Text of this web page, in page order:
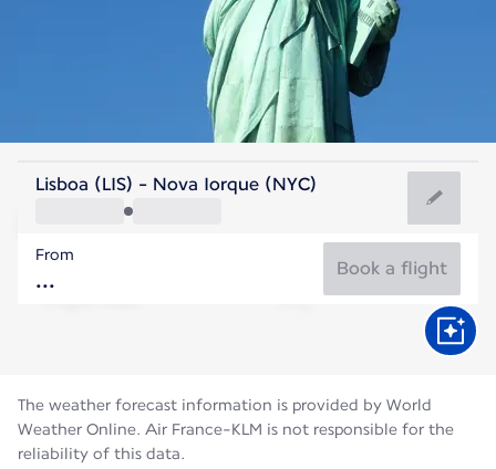
United States Of America
New York
United States Of America
Flight time
Lisboa (LIS) - Nova Iorque (NYC)
From
Book a flight
The weather forecast information is provided by World
Weather Online. Air France-KLM is not responsible for the
reliability of this data.